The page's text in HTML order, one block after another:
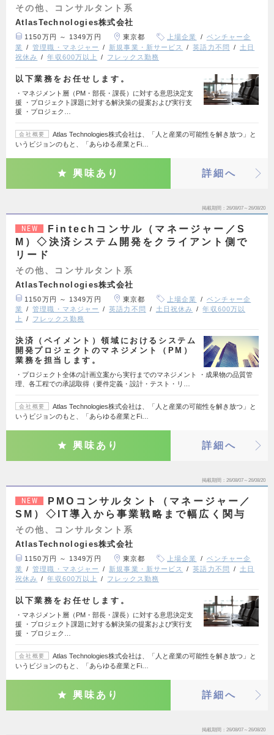
その他、コンサルタント系
AtlasTechnologies株式会社
1150万円 ～ 1349万円 東京都 上場企業
ベンチャー企
業
管理職・マネジャー 新規事業・新サービス 英語力不問
土日
祝休み
年収600万以上 フレックス勤務
以下業務をお任せします。
・マネジメント層（PM・部長・課長）に対する意思決定支
援 ・プロジェクト課題に対する解決策の提案および実行支
援 ・プロジェク…
会社概要
Atlas Technologies株式会社は、「人と産業の可能性を解き放つ」と
いうビジョンのもと、「あらゆる産業とFi…
興味あり 詳細へ
掲載期間 26/08/07～26/08/20
NEW
Fintechコンサル（マネージャー／S
M）◇決済システム開発をクライアント側で
リード
その他、コンサルタント系
AtlasTechnologies株式会社
1150万円 ～ 1349万円 東京都 上場企業
ベンチャー企
業
管理職・マネジャー 英語力不問 土日祝休み
年収600万以
上
フレックス勤務
決済（ペイメント）領域におけるシステム
開発プロジェクトのマネジメント（PM）
業務を担当します。
・プロジェクト全体の計画立案から実行までのマネジメント ・成果物の品質管
理、各工程での承認取得（要件定義・設計・テスト・リ…
会社概要
Atlas Technologies株式会社は、「人と産業の可能性を解き放つ」と
いうビジョンのもと、「あらゆる産業とFi…
興味あり 詳細へ
掲載期間 26/08/07～26/08/20
NEW
PMOコンサルタント（マネージャー／
SM）◇IT導入から事業戦略まで幅広く関与
その他、コンサルタント系
AtlasTechnologies株式会社
1150万円 ～ 1349万円 東京都 上場企業
ベンチャー企
業
管理職・マネジャー 新規事業・新サービス 英語力不問
土日
祝休み
年収600万以上 フレックス勤務
以下業務をお任せします。
・マネジメント層（PM・部長・課長）に対する意思決定支
援 ・プロジェクト課題に対する解決策の提案および実行支
援 ・プロジェク…
会社概要
Atlas Technologies株式会社は、「人と産業の可能性を解き放つ」と
いうビジョンのもと、「あらゆる産業とFi…
興味あり 詳細へ
掲載期間 26/08/07～26/08/20